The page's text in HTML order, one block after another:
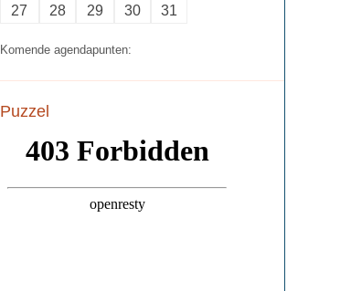
27
28 29 30 31
Komende agendapunten:
Puzzel